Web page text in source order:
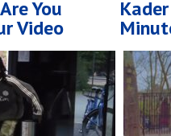
You
Video